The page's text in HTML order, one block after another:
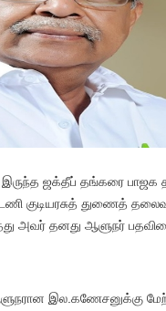
இருந்த ஜக்தீப் தங்கரை பாஜக
குடியரசுத் துணைத்
அவர் தனது ஆளுநர்
இல.கணேசனுக்கு